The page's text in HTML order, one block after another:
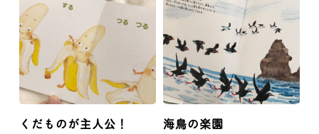
くだものが主人公！ 海鳥の楽園